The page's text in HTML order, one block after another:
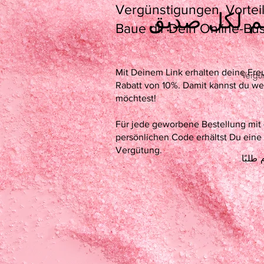
€ خصم لكل صديق
Mit Deinem Link erhalten deine
Rabatt von 10%. Damit kannst du
möchtest!
Für jede geworbene Bestellung mit
persönlichen Code erhältst Du
Vergütung.
Vergünstigungen,
Baue dir Dein Online-